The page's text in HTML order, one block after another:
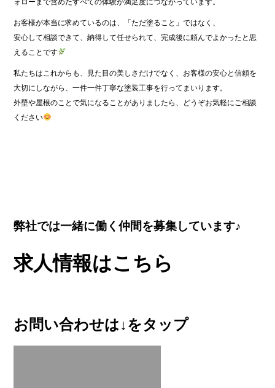
お客様が本当に求めているのは、「ただ塗ること」ではなく、
安心して相談できて、納得して任せられて、完成後に頼んでよかったと思
えることです
私たちはこれからも、見た目の美しさだけでなく、お客様の安心と信頼を
大切にしながら、一件一件丁寧な塗装工事を行ってまいります。
外壁や屋根のことで気になることがありましたら、どうぞお気軽にご相談
ください
弊社では一緒に働く仲間を募集しています♪
求人情報はこちら
お問い合わせは↓をタップ